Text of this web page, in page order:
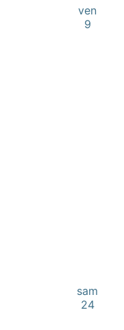
ven
9
sam
24